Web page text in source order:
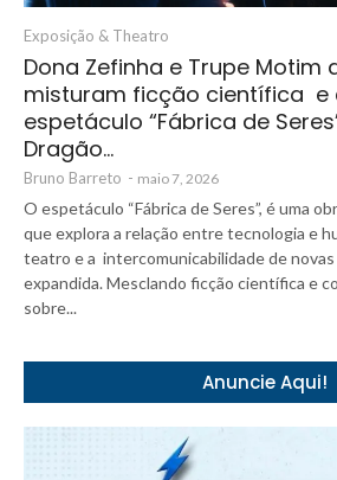
Exposição & Theatro
Dona Zefinha e Trupe Motim
misturam ficção científica e
espetáculo “Fábrica de
Dragão…
Bruno Barreto - maio 7, 2026
O espetáculo “Fábrica de Seres”, é uma
que explora a relação entre tecnologia e
teatro e a intercomunicabilidade de novas
expandida. Mesclando ficção científica e
sobre...
Anuncie Aqui!